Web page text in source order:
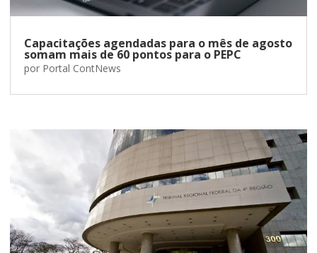
Capacitações agendadas para o mês de agosto
somam mais de 60 pontos para o PEPC
por Portal ContNews